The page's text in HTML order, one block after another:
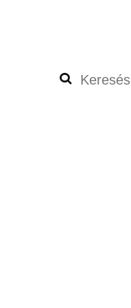
Keresés: